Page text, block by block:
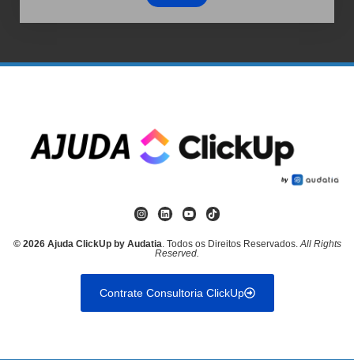
© 2026 Ajuda ClickUp by Audatia. Todos os Direitos Reservados.All Rights
Reserved.
Contrate Consultoria ClickUp